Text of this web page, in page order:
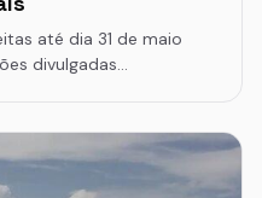
até dia 31 de maio
divulgadas…